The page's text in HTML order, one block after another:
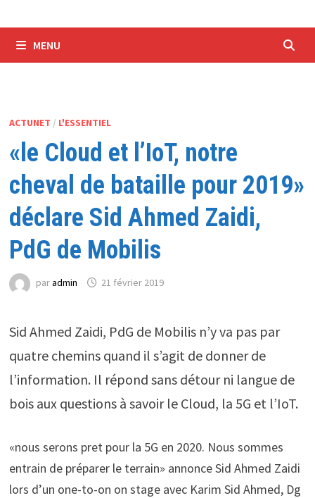
MENU
ACTUNET / L'ESSENTIEL
«le Cloud et l’IoT, notre
cheval de bataille pour 2019»
déclare Sid Ahmed Zaidi,
PdG de Mobilis
paradmin 21 février 2019
Sid Ahmed Zaidi, PdG de Mobilis n’y va pas par
quatre chemins quand il s’agit de donner de
l’information. Il répond sans détour ni langue de
bois aux questions à savoir le Cloud, la 5G et l’IoT.
«nous serons pret pour la 5G en 2020. Nous sommes
entrain de préparer le terrain» annonce Sid Ahmed Zaidi
lors d’un one-to-on on stage avec Karim Sid Ahmed, Dg